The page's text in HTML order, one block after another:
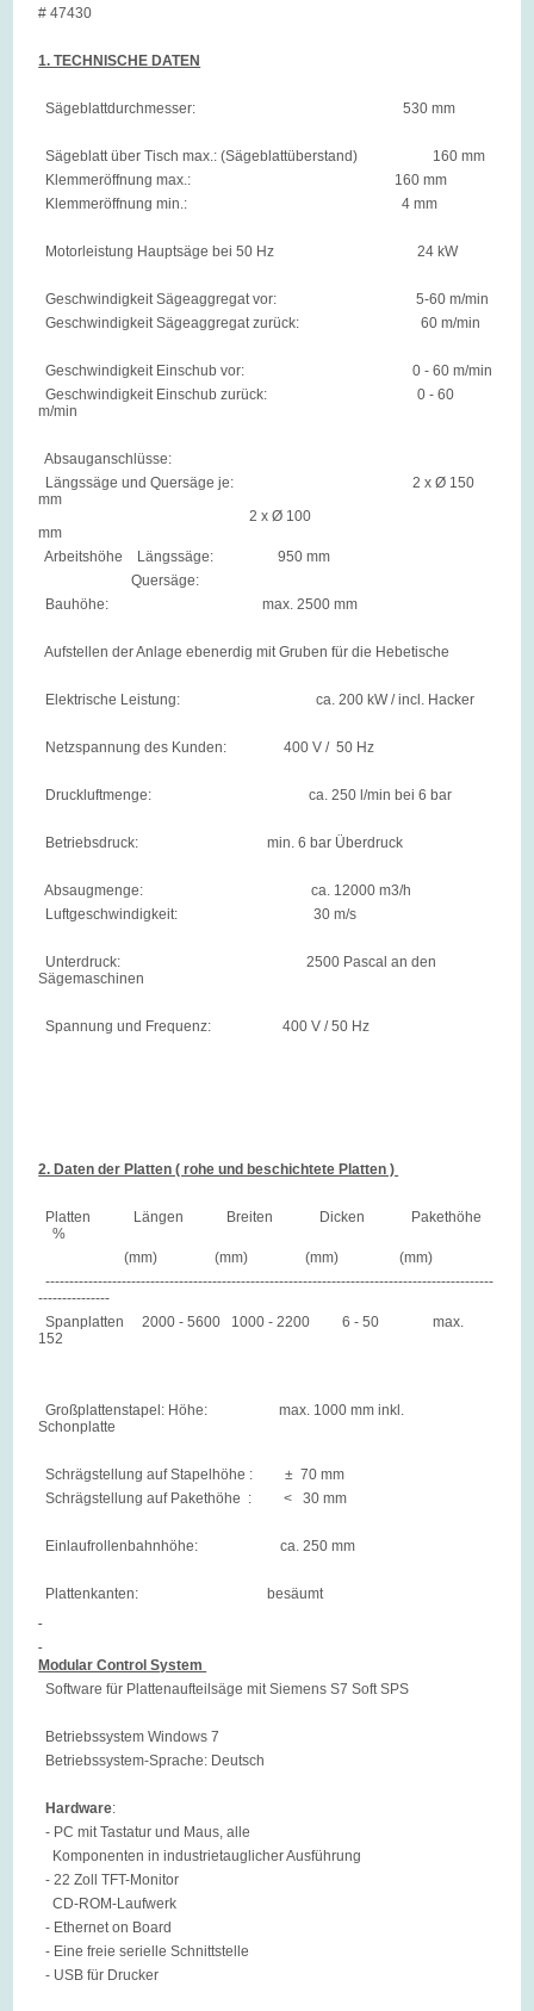
# 47430
1. TECHNISCHE DATEN
Sägeblattdurchmesser: 530 mm
Sägeblatt über Tisch max.: (Sägeblattüberstand) 160 mm
Klemmeröffnung max.: 160 mm
Klemmeröffnung min.: 4 mm
Motorleistung Hauptsäge bei 50 Hz 24 kW
Geschwindigkeit Sägeaggregat vor: 5-60 m/min
Geschwindigkeit Sägeaggregat zurück: 60 m/min
Geschwindigkeit Einschub vor: 0 - 60 m/min
Geschwindigkeit Einschub zurück: 0 - 60
m/min
Absauganschlüsse:
Längssäge und Quersäge je: 2 x Ø 150
mm
2 x Ø 100
mm
Arbeitshöhe Längssäge: 950 mm
Quersäge:
Bauhöhe: max. 2500 mm
Aufstellen der Anlage ebenerdig mit Gruben für die Hebetische
Elektrische Leistung: ca. 200 kW / incl. Hacker
Netzspannung des Kunden: 400 V / 50 Hz
Druckluftmenge: ca. 250 l/min bei 6 bar
Betriebsdruck: min. 6 bar Überdruck
Absaugmenge: ca. 12000 m3/h
Luftgeschwindigkeit: 30 m/s
Unterdruck: 2500 Pascal an den
Sägemaschinen
Spannung und Frequenz: 400 V / 50 Hz
2. Daten der Platten ( rohe und beschichtete Platten )
Platten Längen Breiten Dicken Pakethöhe
%
(mm) (mm) (mm) (mm)
----------------------------------------------------------------------------------------------
---------------
Spanplatten 2000 - 5600 1000 - 2200 6 - 50 max.
152
Großplattenstapel: Höhe: max. 1000 mm inkl.
Schonplatte
Schrägstellung auf Stapelhöhe : ± 70 mm
Schrägstellung auf Pakethöhe : < 30 mm
Einlaufrollenbahnhöhe: ca. 250 mm
Plattenkanten: besäumt
Modular Control System
Software für Plattenaufteilsäge mit Siemens S7 Soft SPS
Betriebssystem Windows 7
Betriebssystem-Sprache: Deutsch
Hardware:
- PC mit Tastatur und Maus, alle
Komponenten in industrietauglicher Ausführung
- 22 Zoll TFT-Monitor
CD-ROM-Laufwerk
- Ethernet on Board
- Eine freie serielle Schnittstelle
- USB für Drucker